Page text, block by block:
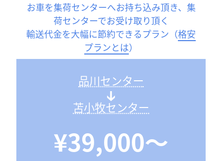
お車を集荷センターへお持ち込み頂き、集
荷センターでお受け取り頂く
輸送代金を大幅に節約できるプラン（格安
プランとは）
品川センター
苫小牧センター
¥39,000〜